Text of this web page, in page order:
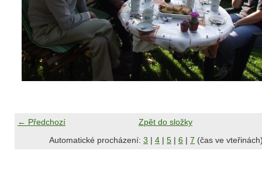
← Předchozí
Zpět do složky
Automatické procházení: 3 | 4 | 5 | 6 | 7 (čas ve